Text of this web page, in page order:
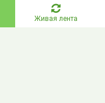
Живая лента